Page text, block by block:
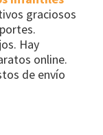
graciosos
Hay
online.
de envío